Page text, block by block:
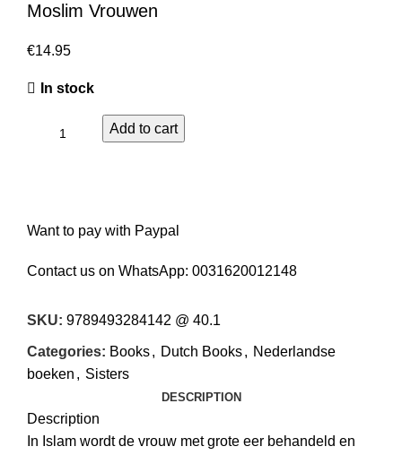
Moslim Vrouwen
€
In stock
Add to cart
Want to pay with Paypal
Contact us on WhatsApp: 0031620012148
SKU: 9789493284142 @ 40.1
Categories: Books, Dutch Books, Nederlandse
boeken , Sisters
DESCRIPTION
Description
In Islam wordt de vrouw met grote eer behandeld en